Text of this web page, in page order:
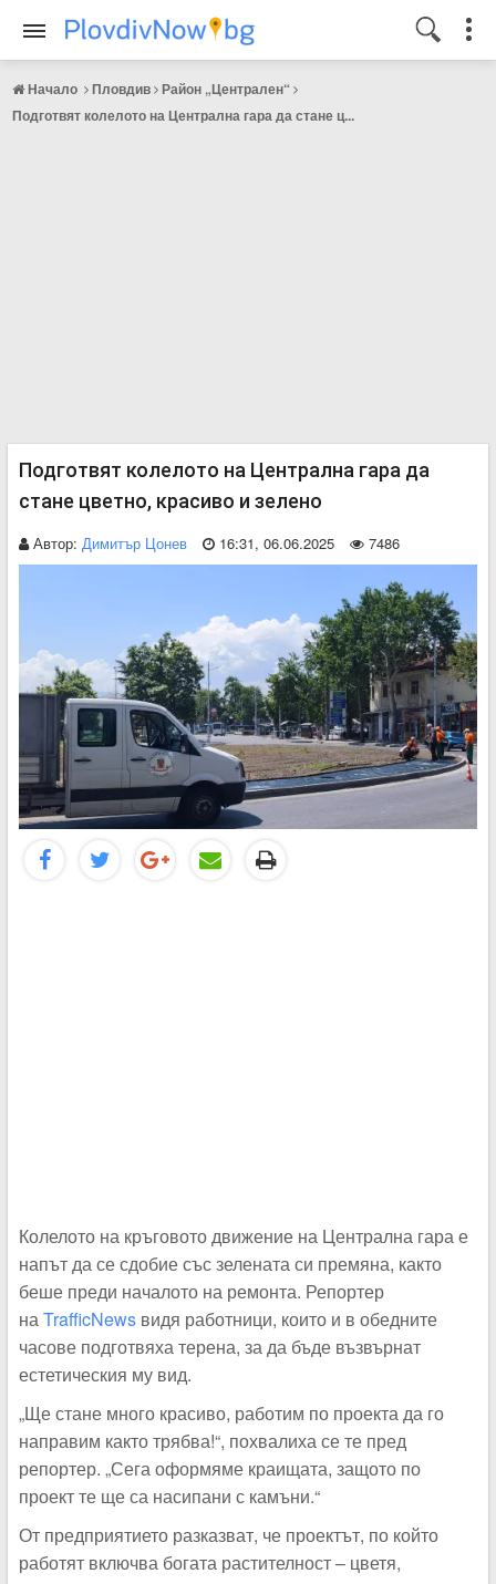
Начало Пловдив Район „Централен“
Подготвят колелото на Централна гара да стане ц...
Подготвят колелото на Централна гара да
стане цветно, красиво и зелено
Автор: Димитър Цонев 16:31, 06.06.2025 7486
Колелото на кръговото движение на Централна гара е
напът да се сдобие със зелената си премяна, както
беше преди началото на ремонта. Репортер
на TrafficNews видя работници, които и в обедните
часове подготвяха терена, за да бъде възвърнат
естетическия му вид.
„Ще стане много красиво, работим по проекта да го
направим както трябва!“, похвалиха се те пред
репортер. „Сега оформяме краищата, защото по
проект те ще са насипани с камъни.“
От предприятието разказват, че проектът, по който
работят включва богата растителност – цветя,